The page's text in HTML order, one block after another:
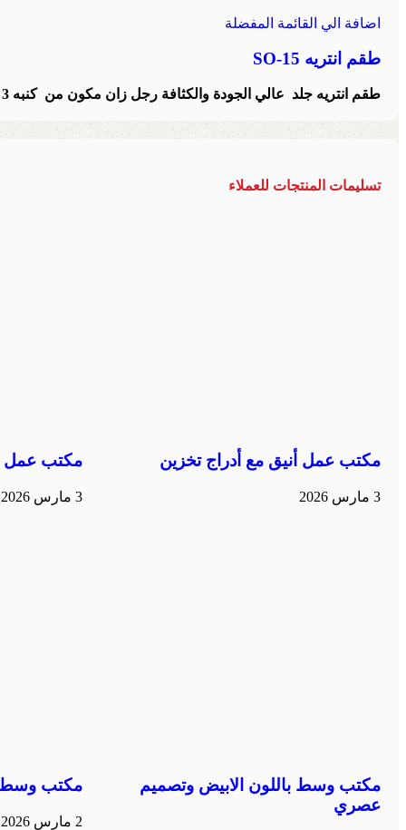
اضافة الي القائمة المفضلة
طقم انتريه SO-15
طقم انتريه جلد عالي الجودة والكثافة رجل زان مكون من كنبه 3 مقعد + 2 فوتيه
تسليمات المنتجات للعملاء
مكتب عمل أنيق مع أدراج تخزين
3 مارس 2026
مكتب عمل
3 مارس 2026
مكتب وسط باللون الابيض وتصميم
عصري
مكتب وسط
2 مارس 2026